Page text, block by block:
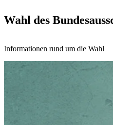
Wahl des
Informationen rund um die Wahl